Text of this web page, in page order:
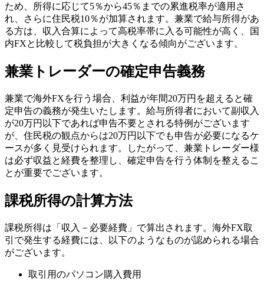
ため、所得に応じて5％から45％までの累進税率が適用さ
れ、さらに住民税10％が加算されます。兼業で給与所得があ
る方は、収入合算によって高税率帯に入る可能性が高く、国
内FXと比較して税負担が大きくなる傾向がございます。
兼業トレーダーの確定申告義務
兼業で海外FXを行う場合、利益が年間20万円を超えると確
定申告の義務が発生いたします。給与所得者において副収入
が20万円以下であれば申告不要とされる特例がございます
が、住民税の観点からは20万円以下でも申告が必要になるケ
ースが多く見受けられます。したがって、兼業トレーダー様
は必ず収益と経費を整理し、確定申告を行う体制を整えるこ
とが重要でございます。
課税所得の計算方法
課税所得は「収入－必要経費」で算出されます。海外FX取
引で発生する経費には、以下のようなものが認められる場合
がございます。
取引用のパソコン購入費用